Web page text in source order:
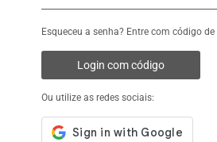
Esqueceu a senha? Entre com
Login com código
Ou utilize as redes sociais: